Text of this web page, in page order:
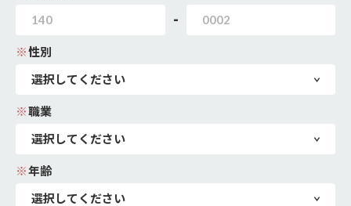
-
※性別
※職業
※年齢